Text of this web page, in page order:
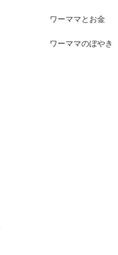
ワーママとお金
ワーママのぼやき